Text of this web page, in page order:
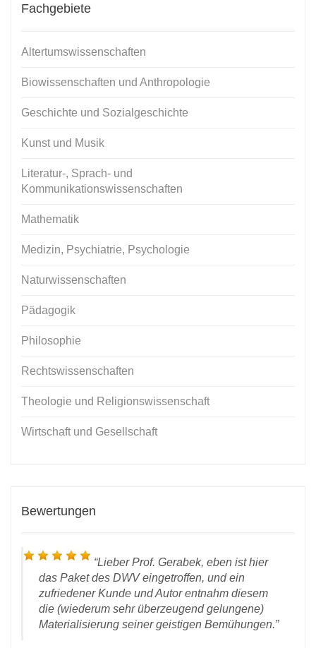
Fachgebiete
Altertumswissenschaften
Biowissenschaften und Anthropologie
Geschichte und Sozialgeschichte
Kunst und Musik
Literatur-, Sprach- und
Kommunikationswissenschaften
Mathematik
Medizin, Psychiatrie, Psychologie
Naturwissenschaften
Pädagogik
Philosophie
Rechtswissenschaften
Theologie und Religionswissenschaft
Wirtschaft und Gesellschaft
Bewertungen
Lieber Prof. Gerabek, eben ist hier
das Paket des DWV eingetroffen, und ein
zufriedener Kunde und Autor entnahm diesem
die (wiederum sehr überzeugend gelungene)
Materialisierung seiner geistigen Bemühungen.